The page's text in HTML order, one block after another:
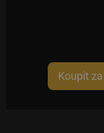
Koupit za